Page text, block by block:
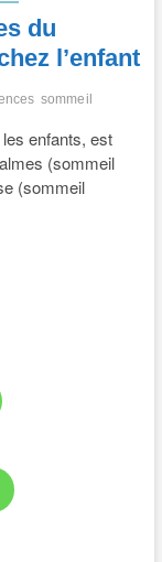
du
l’enfant
sommeil
enfants, est
(sommeil
(sommeil